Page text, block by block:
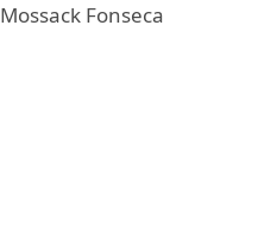
Mossack Fonseca